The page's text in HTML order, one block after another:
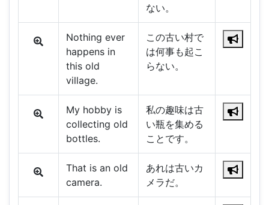
ない。
Nothing ever
happens in
this old
village.
この古い村で
は何事も起こ
らない。
My hobby is
collecting old
bottles.
私の趣味は古
い瓶を集める
ことです。
That is an old
camera.
あれは古いカ
メラだ。